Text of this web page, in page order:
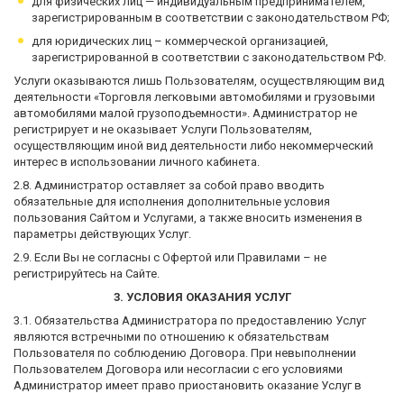
зарегистрированным в соответствии с законодательством РФ;
для юридических лиц – коммерческой организацией,
зарегистрированной в соответствии с законодательством РФ.
Услуги оказываются лишь Пользователям, осуществляющим вид
деятельности «Торговля легковыми автомобилями и грузовыми
автомобилями малой грузоподъемности». Администратор не
регистрирует и не оказывает Услуги Пользователям,
осуществляющим иной вид деятельности либо некоммерческий
интерес в использовании личного кабинета.
2.8. Администратор оставляет за собой право вводить
обязательные для исполнения дополнительные условия
пользования Сайтом и Услугами, а также вносить изменения в
параметры действующих Услуг.
2.9. Если Вы не согласны с Офертой или Правилами – не
регистрируйтесь на Сайте.
3. УСЛОВИЯ ОКАЗАНИЯ УСЛУГ
3.1. Обязательства Администратора по предоставлению Услуг
являются встречными по отношению к обязательствам
Пользователя по соблюдению Договора. При невыполнении
Пользователем Договора или несогласии с его условиями
Администратор имеет право приостановить оказание Услуг в